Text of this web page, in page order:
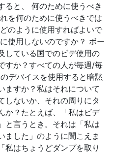
ると、 何のために使うべき
を何のために使うべきでは
のように使用すればよいで
使用しないのですか？ ボー
している国でのビデ使用の
すか？すべての人が毎週/毎
デバイスを使用すると暗黙
ますか？私はそれについて
しないか、それの周りにタ
か？たとえば、「私はビデ
と言うとき。それは「私は
ました」のように聞こえま
私はちょうどダンプを取り